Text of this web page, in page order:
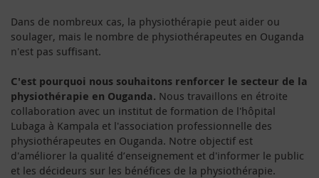
Dans de nombreux cas, la physiothérapie peut aider ou
soulager, mais le nombre de physiothérapeutes en Ouganda
n'est pas suffisant.
C'est pourquoi nous souhaitons renforcer le secteur de la
physiothérapie en Ouganda. Nous travaillons en étroite
collaboration avec un institut de formation de l'hôpital
Lubaga à Kampala et l'association professionnelle des
physiothérapeutes en Ouganda. Notre objectif est
d'améliorer la qualité d’enseignement et d'informer le public
et les décideurs sur les bénéfices de la physiothérapie.